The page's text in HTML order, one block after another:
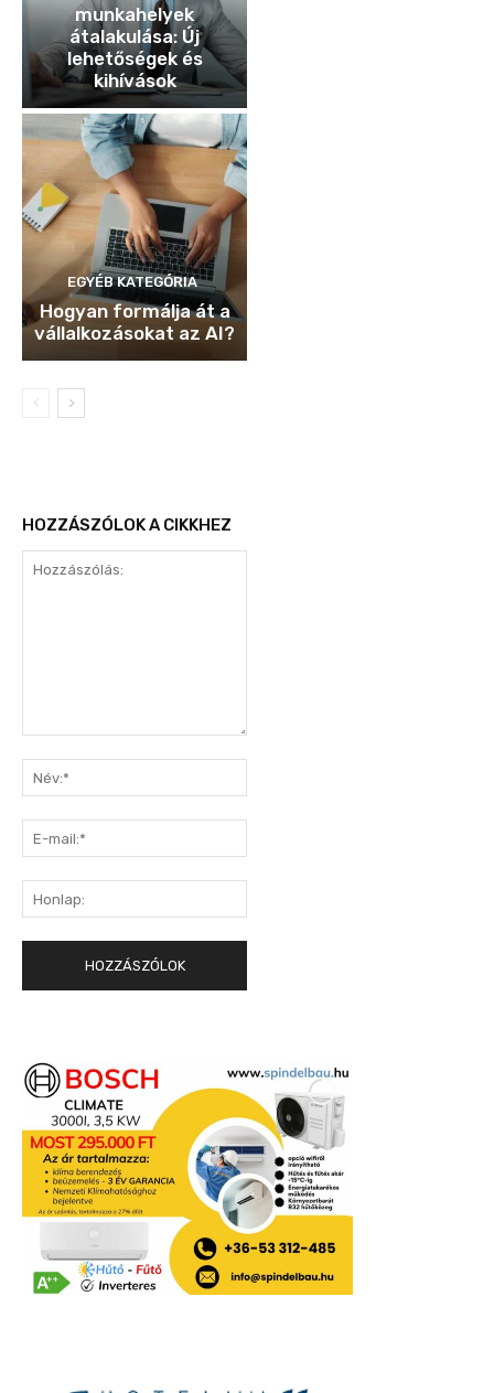
munkahelyek
átalakulása: Új
lehetőségek és
kihívások
EGYÉB KATEGÓRIA
Hogyan formálja át a
vállalkozásokat az AI?
HOZZÁSZÓLOK A CIKKHEZ
mail:*